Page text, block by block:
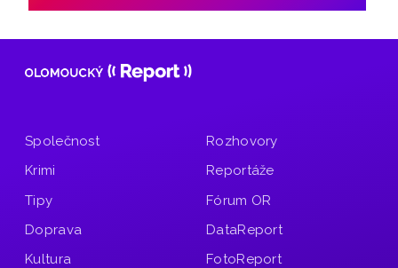
Společnost
Krimi
Tipy
Doprava
Kultura
Rozhovory
Reportáže
Fórum OR
DataReport
FotoReport